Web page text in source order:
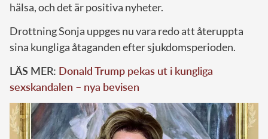
hälsa, och det är positiva nyheter.
Drottning Sonja uppges nu vara redo att återuppta
sina kungliga åtaganden efter sjukdomsperioden.
LÄS MER: Donald Trump pekas ut i kungliga
sexskandalen – nya bevisen